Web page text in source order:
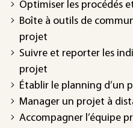
Optimiser les procédés
Boîte à outils de
projet
Suivre et reporter les
projet
Établir le planning d’un
Manager un projet à
Accompagner l’équipe